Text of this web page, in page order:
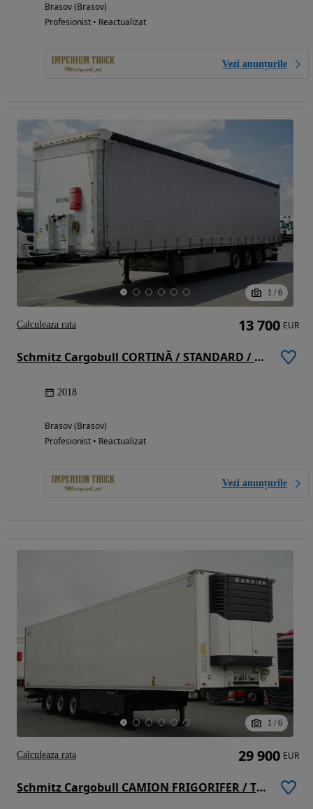
Brasov (Brasov)
Profesionist • Reactualizat
Vezi anunțurile
1 / 6
Schmitz Cargobull CORTINĂ / STANDARD / COȘ PENTRU PALEȚI / AXĂ RIDICATĂ / PRELATĂ RANFORSATĂ
2018
Brasov (Brasov)
Profesionist • Reactualizat
Vezi anunțurile
13 700 EUR
Calculeaza rata
1 / 6
Schmitz Cargobull CAMION FRIGORIFER / TRANSPORT MAXIMA 1300 / AXĂ RIDICATĂ / COȘ PENTRU PALEȚI
29 900 EUR
Calculeaza rata